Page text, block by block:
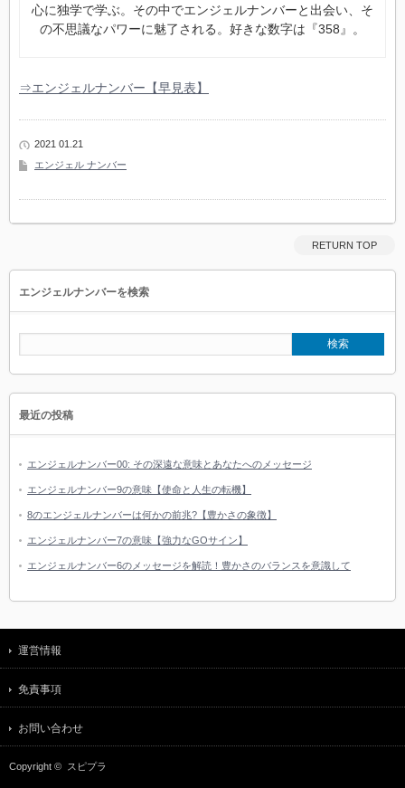
心に独学で学ぶ。その中でエンジェルナンバーと出会い、そ
の不思議なパワーに魅了される。好きな数字は『358』。
⇒エンジェルナンバー【早見表】
2021 01.21
エンジェル ナンバー
RETURN TOP
エンジェルナンバーを検索
最近の投稿
エンジェルナンバー00: その深遠な意味とあなたへのメッセージ
エンジェルナンバー9の意味【使命と人生の転機】
8のエンジェルナンバーは何かの前兆?【豊かさの象徴】
エンジェルナンバー7の意味【強力なGOサイン】
エンジェルナンバー6のメッセージを解読！豊かさのバランスを意識して
運営情報
免責事項
お問い合わせ
Copyright © スピプラ